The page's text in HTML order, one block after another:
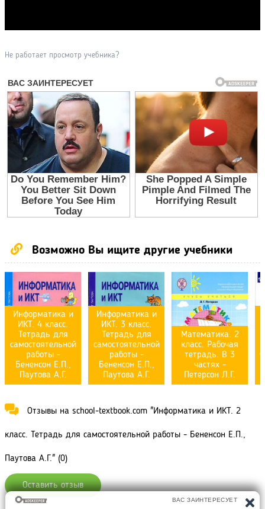
Не работает просмотр учебника?
Возможно Вы ищите другие учебники
Информатика и
ИКТ. 4 класс.
Тетрадь для
самостоятельной
работы -
Бененсон Е.П.,
Паутова А.Г.
Информатика и
ИКТ. 3 класс.
Тетрадь для
самостоятельной
работы -
Бененсон Е.П.,
Паутова А.Г.
Математика. 2
класс. Рабочая
тетрадь. В 3
частях -
Петерсон Л.Г.
Отзывы на school-textbook.com "Информатика и ИКТ. 2
класс. Тетрадь для самостоятельной работы - Бененсон Е.П.,
Паутова А.Г." (0)
Оставить отзыв